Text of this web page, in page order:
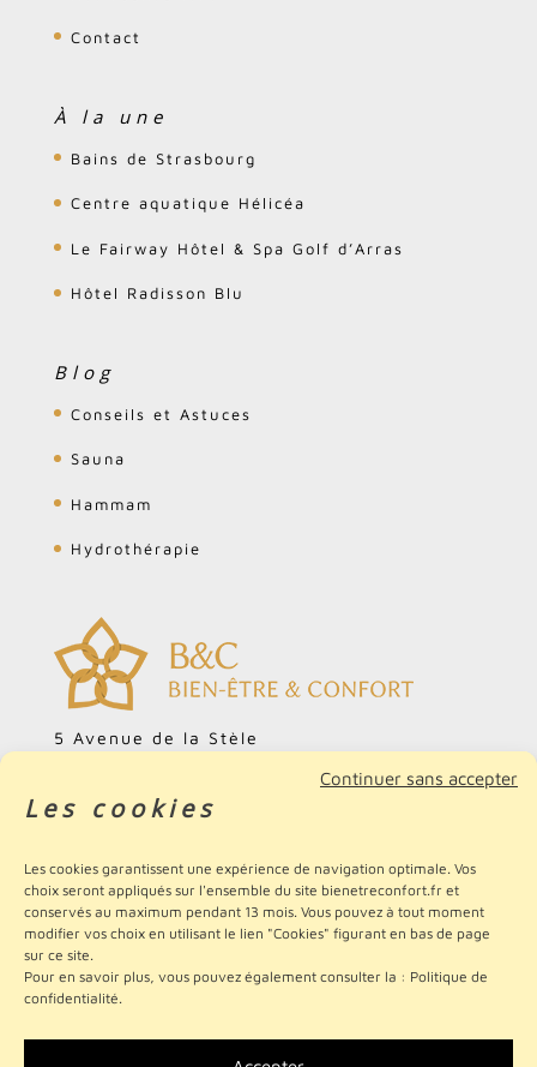
Les cookies
Les cookies garantissent une expérience de navigation optimale. Vos
choix seront appliqués sur l'ensemble du site bienetreconfort.fr et
conservés au maximum pendant 13 mois. Vous pouvez à tout moment
modifier vos choix en utilisant le lien "Cookies" figurant en bas de page
sur ce site.
Pour en savoir plus, vous pouvez également consulter la : Politique de
confidentialité.
Continuer sans accepter
Contact
À la une
Bains de Strasbourg
Centre aquatique Hélicéa
Le Fairway Hôtel & Spa Golf d’Arras
Hôtel Radisson Blu
Blog
Conseils et Astuces
Sauna
Hammam
Hydrothérapie
5 Avenue de la Stèle
14740 Bretteville-l'Orgueilleuse
02.31.51.15.70